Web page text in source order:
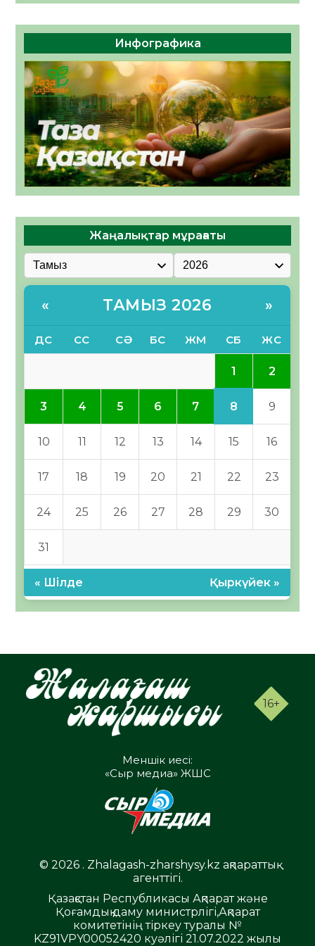
Инфографика
Жаңалықтар мұрағаты
« ТАМЫЗ 2026 »
ДС СС СӘ БС ЖМ СБ ЖС
1 2
3 4 5 6 7 8 9
10 11 12 13 14 15 16
17 18 19 20 21 22 23
24 25 26 27 28 29 30
31
« Шілде Қыркүйек »
16+
Меншік иесі:
«Сыр медиа» ЖШС
© 2026 . Zhalagash-zharshysy.kz ақпараттық
агенттігі.
Қазақстан Республикасы Ақпарат және
Қоғамдық даму министрлігі,Ақпарат
комитетінің тіркеу туралы №
KZ91VPY00052420 куәлігі 21.07.2022 жылы